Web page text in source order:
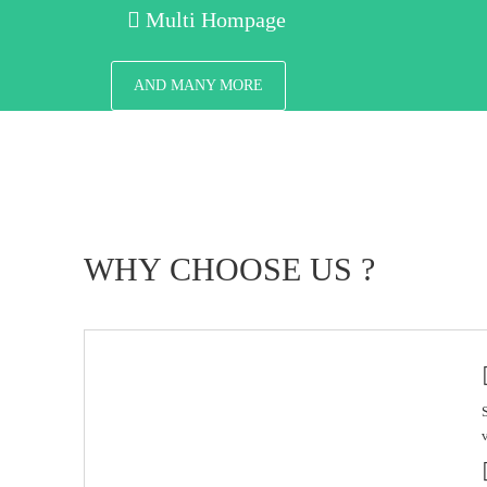
Multi Hompage
AND MANY MORE
WHY CHOOSE US ?